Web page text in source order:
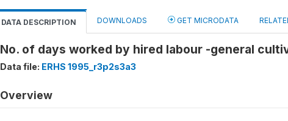
DATA DESCRIPTION DOWNLOADS GET MICRODATA
No. of days worked by hired labour -general
Data file: ERHS 1995_r3p2s3a3
Overview